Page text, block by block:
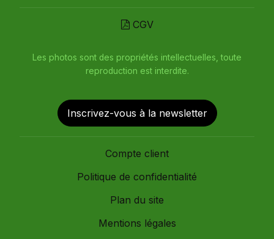
CGV
Les photos sont des propriétés intellectuelles, toute
reproduction est interdite.
Inscrivez-vous à la newsletter
Compte client
Politique de confidentialité
Plan du site
Mentions légales